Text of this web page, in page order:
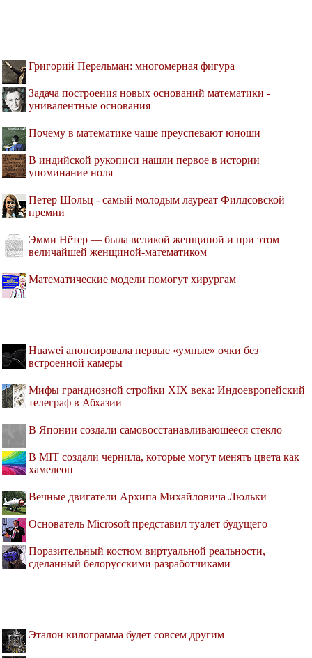
Григорий Перельман: многомерная фигура
Задача построения новых оснований математики -
унивалентные основания
Почему в математике чаще преуспевают юноши
В индийской рукописи нашли первое в истории
упоминание ноля
Петер Шольц - самый молодым лауреат Филдсовской
премии
Эмми Нётер — была великой женщиной и при этом
величайшей женщиной-математиком
Математические модели помогут хирургам
Huawei анонсировала первые «умные» очки без
встроенной камеры
Мифы грандиозной стройки XIX века: Индоевропейский
телеграф в Абхазии
В Японии создали самовосстанавливающееся стекло
В MIT создали чернила, которые могут менять цвета как
хамелеон
Вечные двигатели Архипа Михайловича Люльки
Основатель Microsoft представил туалет будущего
Поразительный костюм виртуальной реальности,
сделанный белорусскими разработчиками
Эталон килограмма будет совсем другим